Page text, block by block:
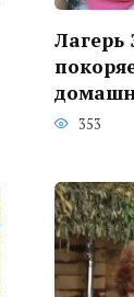
Лагерь
353